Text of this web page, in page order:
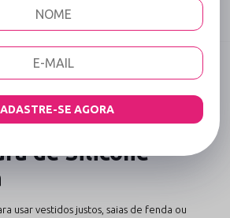
Compartilhe:
Dental em Tule
de Silicone
usar vestidos justos, saias de fenda ou
SE AGORA